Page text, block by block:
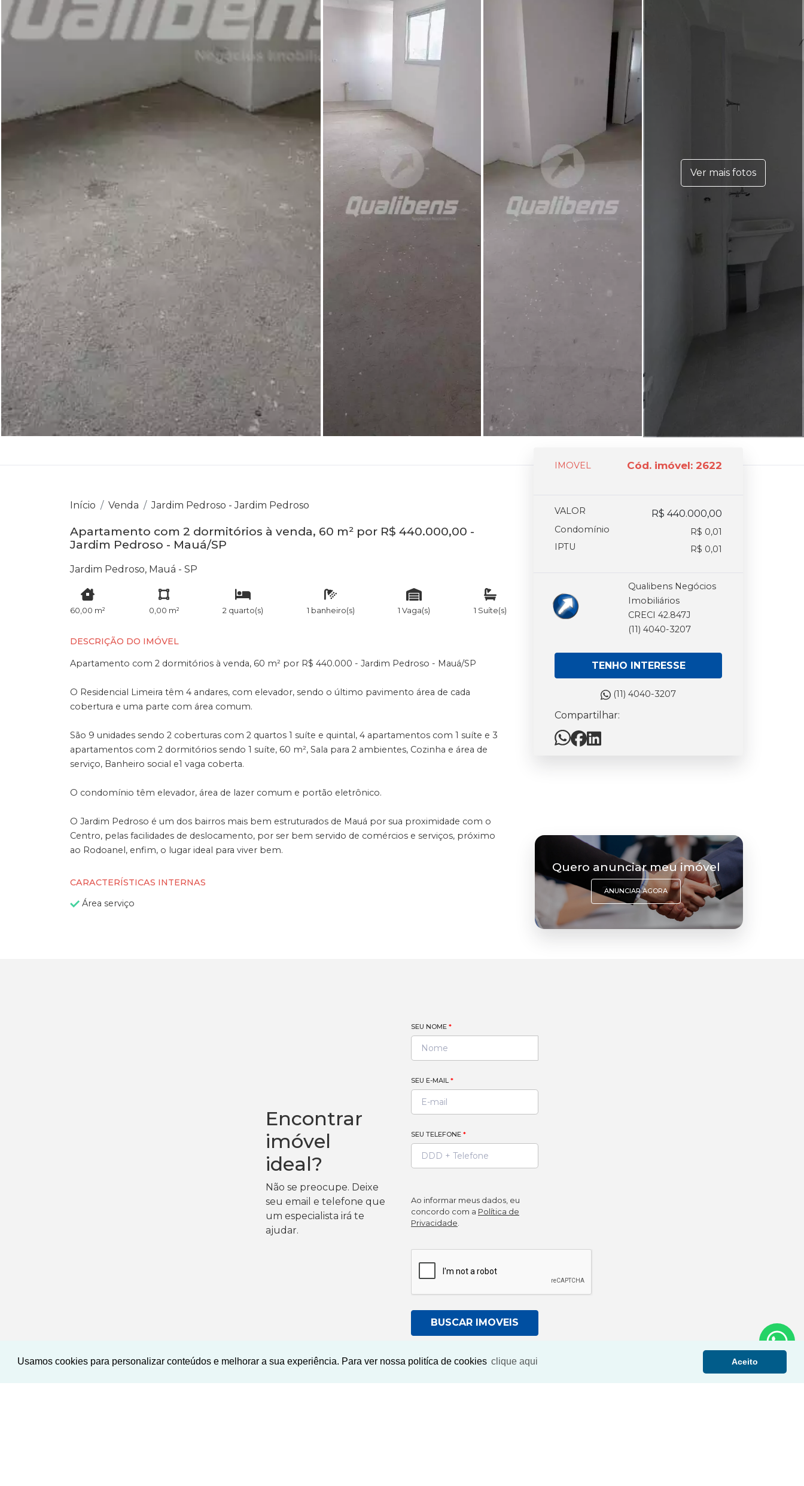
Usamos cookies para personalizar conteúdos e melhorar a sua experiência. Para ver nossa politíca de cookies clique aqui Aceito
Ver mais fotos
Início Venda Jardim Pedroso - Jardim Pedroso
Apartamento com 2 dormitórios à venda, 60 m² por R$ 440.000,00 -
Jardim Pedroso - Mauá/SP
Jardim Pedroso, Mauá - SP
60,00 m² 0,00 m² 2 quarto(s) 1 banheiro(s) 1 Vaga(s) 1 Suíte(s)
DESCRIÇÃO DO IMÓVEL
Apartamento com 2 dormitórios à venda, 60 m² por R$ 440.000 - Jardim Pedroso - Mauá/SP
O Residencial Limeira têm 4 andares, com elevador, sendo o último pavimento área de cada
cobertura e uma parte com área comum.
São 9 unidades sendo 2 coberturas com 2 quartos 1 suíte e quintal, 4 apartamentos com 1 suíte e 3
apartamentos com 2 dormitórios sendo 1 suíte, 60 m², Sala para 2 ambientes, Cozinha e área de
serviço, Banheiro social e1 vaga coberta.
O condomínio têm elevador, área de lazer comum e portão eletrônico.
O Jardim Pedroso é um dos bairros mais bem estruturados de Mauá por sua proximidade com o
Centro, pelas facilidades de deslocamento, por ser bem servido de comércios e serviços, próximo
ao Rodoanel, enfim, o lugar ideal para viver bem.
CARACTERÍSTICAS INTERNAS
Área serviço
IMOVEL Cód. imóvel: 2622
VALOR R$ 440.000,00
Condomínio
R$ 0,01
IPTU
R$ 0,01
Qualibens Negócios
Imobiliários
CRECI 42.847J
(11) 4040-3207
TENHO INTERESSE
(11) 4040-3207
Compartilhar:
Quero anunciar meu imóvel
ANUNCIAR AGORA
Encontrar
imóvel
ideal?
Não se preocupe. Deixe
seu email e telefone que
um especialista irá te
ajudar.
SEU NOME *
SEU E-MAIL *
SEU TELEFONE *
Ao informar meus dados, eu
concordo com a Política de
Privacidade
BUSCAR IMOVEIS